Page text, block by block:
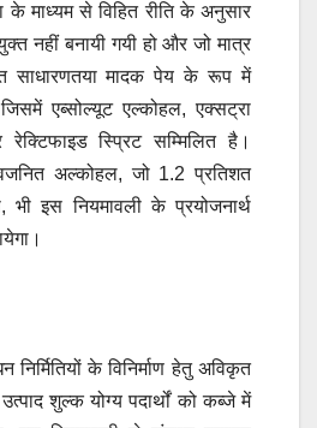
के माध्यम से विहित रीति के अनुसार
नहीं बनायी गयी हो और जो मात्र
साधारणतया मादक पेय के रूप में
एब्सोल्यूट एल्कोहल, एक्सट्रा
स्प्रिट सम्मिलित है।
अल्कोहल, जो 1.2 प्रतिशत
भी इस नियमावली के प्रयोजनार्थ
के विनिर्माण हेतु अविकृत
शुल्क योग्य पदार्थों को कब्जे में